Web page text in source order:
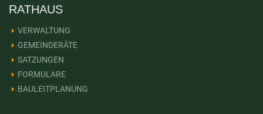
RATHAUS
VERWALTUNG
GEMEINDERÄTE
SATZUNGEN
FORMULARE
BAULEITPLANUNG